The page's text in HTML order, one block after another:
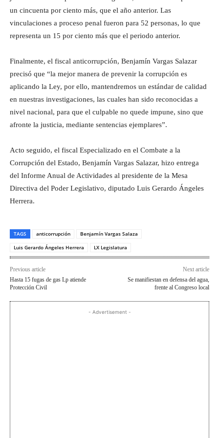
un cincuenta por ciento más, que el año anterior. Las
vinculaciones a proceso penal fueron para 52 personas, lo que
representa un 15 por ciento más que el periodo anterior.
Finalmente, el fiscal anticorrupción, Benjamín Vargas Salazar
precisó que “la mejor manera de prevenir la corrupción es
aplicando la Ley, por ello, mantendremos un estándar de calidad
en nuestras investigaciones, las cuales han sido reconocidas a
nivel nacional, para que el culpable no quede impune, sino que
afronte la justicia, mediante sentencias ejemplares”.
Acto seguido, el fiscal Especializado en el Combate a la
Corrupción del Estado, Benjamín Vargas Salazar, hizo entrega
del Informe Anual de Actividades al presidente de la Mesa
Directiva del Poder Legislativo, diputado Luis Gerardo Ángeles
Herrera.
TAGS anticorrupción
Benjamín Vargas Salaza
Luis Gerardo Ángeles Herrera
LX Legislatura
Previous article
Hasta 15 fugas de gas Lp atiende
Protección Civil
Next article
Se manifiestan en defensa del agua,
frente al Congreso local
- Advertisement -